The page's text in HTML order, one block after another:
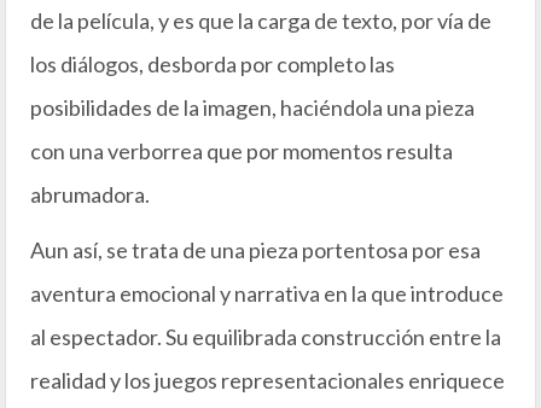
de la película, y es que la carga de texto, por vía de
los diálogos, desborda por completo las
posibilidades de la imagen, haciéndola una pieza
con una verborrea que por momentos resulta
abrumadora.
Aun así, se trata de una pieza portentosa por esa
aventura emocional y narrativa en la que introduce
al espectador. Su equilibrada construcción entre la
realidad y los juegos representacionales enriquece